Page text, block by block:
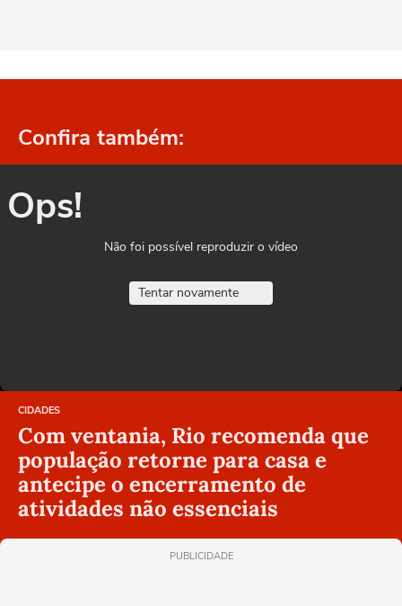
Confira também:
Ops!
Não foi possível reproduzir o vídeo
Tentar novamente
CIDADES
Com ventania, Rio recomenda que
população retorne para casa e
antecipe o encerramento de
atividades não essenciais
PUBLICIDADE